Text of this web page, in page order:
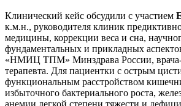
Клинический кейс обсудили с участием
к.м.н., руководителя клиник
медицины, коррекции веса и сна,
фундаментальных и прикладных
«НМИЦ ТПМ» Минздрава России, врача-
терапевта. Для пациентки с острым
функциональным расстройством
избыточного бактериального роста,